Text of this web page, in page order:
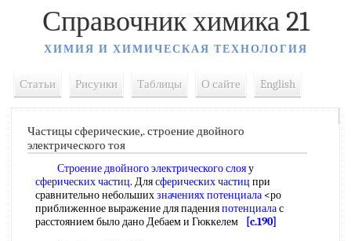
Справочник химика 21
ХИМИЯ И ХИМИЧЕСКАЯ ТЕХНОЛОГИЯ
Статьи Рисунки Таблицы О сайте English
Частицы сферические,. строение двойного
электрического тоя
Строение двойного электрического слояу
сферических частиц. Длясферических частиц при
сравнительно небольшихзначениях потенциала <ро
приближенное выражение для паденияпотенциалас
расстоянием было дано Дебаем и Гюккелем
[c.190]